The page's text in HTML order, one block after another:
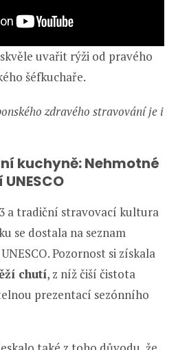
uvařit rýži od pravého
šéfkuchaře.
zdravého stravování je i
kuchyně: Nehmotné
a tradiční stravovací kultura
se dostala na seznam
Pozornost si získala
chutí, z níž čiší čistota
prezentací sezónního